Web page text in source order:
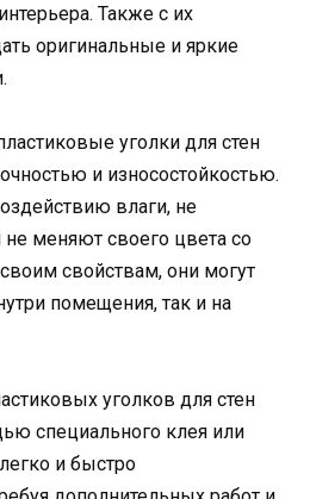
Также с их
оригинальные и яркие
уголки для стен
и износостойкостью.
влаги, не
меняют своего цвета со
свойствам, они могут
помещения, так и на
уголков для стен
специального клея или
и быстро